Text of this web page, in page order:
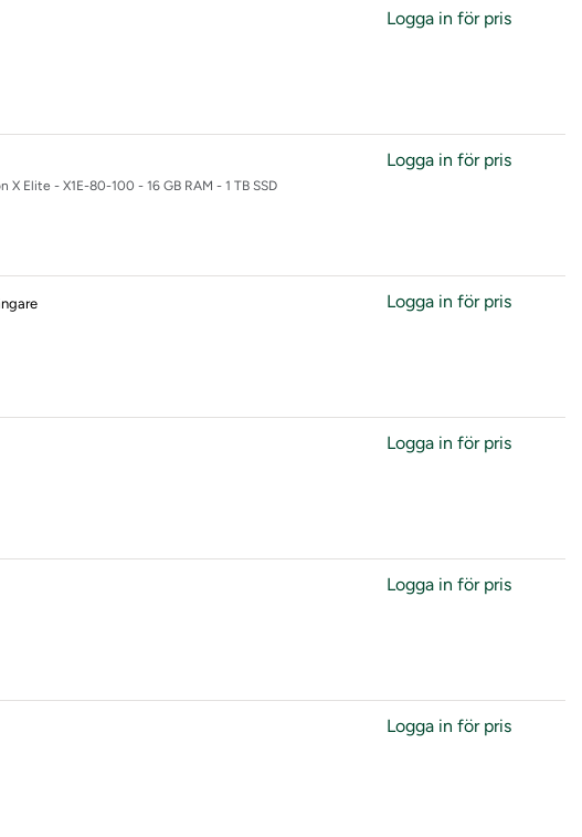
Logga in för pris
Elite - X1E-80-100 - 16 GB RAM - 1 TB SSD
Logga in för pris
Logga in för pris
Logga in för pris
Logga in för pris
Logga in för pris